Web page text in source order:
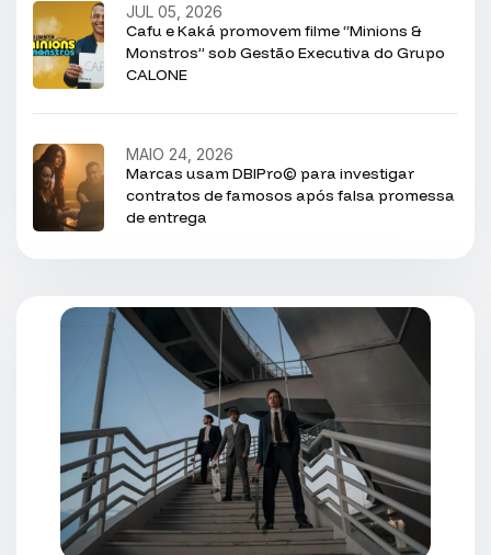
Cafu e Kaká promovem filme “Minions &
Monstros” sob Gestão Executiva do Grupo
CALONE
JUL 05, 2026
Marcas usam DBIPro© para investigar
contratos de famosos após falsa promessa
de entrega
MAIO 24, 2026